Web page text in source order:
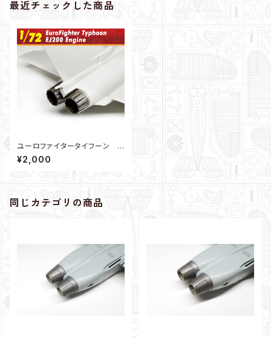
最近チェックした商品
ユーロファイタータイフーン
エンジンノズル（1/72）
¥2,000
同じカテゴリの商品